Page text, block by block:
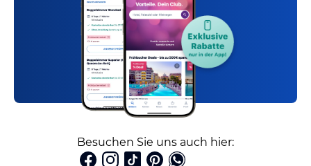
Besuchen Sie uns auch hier: